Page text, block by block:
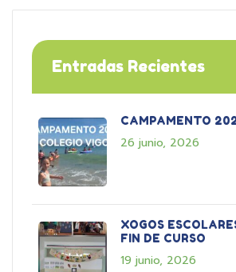
Entradas Recientes
CAMPAMENTO
26 junio, 2026
XOGOS
FIN DE CURSO
19 junio, 2026